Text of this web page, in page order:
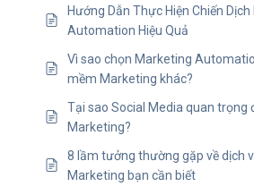
Hướng Dẫn Thực Hiện Chiến
Automation Hiệu Quả
Vì sao chọn Marketing
mềm Marketing khác?
Tại sao Social Media quan trọng
Marketing?
8 lầm tưởng thường gặp về dịch
Marketing bạn cần biết